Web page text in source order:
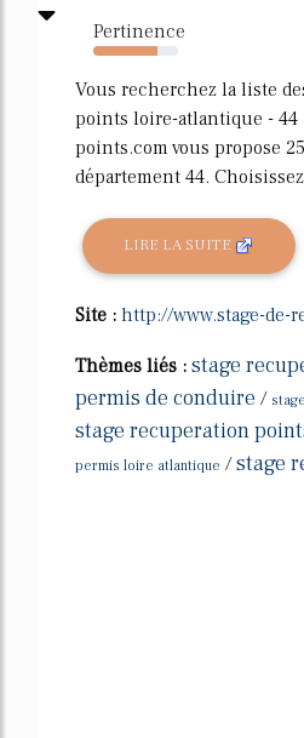
Pertinence
76%
Vous recherchez la liste
points loire-atlantique - 44
points.com vous propose
département 44.
LIRE LA SUITE
Site : http://www.stage-de-
Thèmes liés : stage
permis de conduire /
stage recuperation
permis loire atlantique /stage